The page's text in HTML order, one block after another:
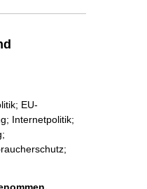
EU-
Internetpolitik;